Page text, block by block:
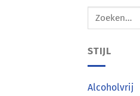
Zoeken
naar:
STIJL
Alcoholvrij